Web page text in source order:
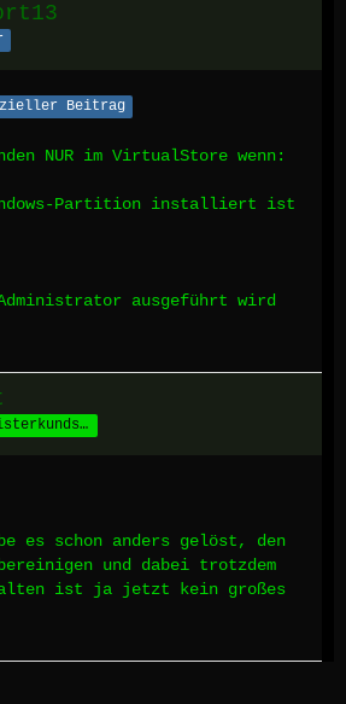
Beitrag
NUR im VirtualStore wenn:
Partition installiert ist
ausgeführt wird
Mudams Meisterkundschafter
es schon anders gelöst, den
und dabei trotzdem
ist ja jetzt kein großes